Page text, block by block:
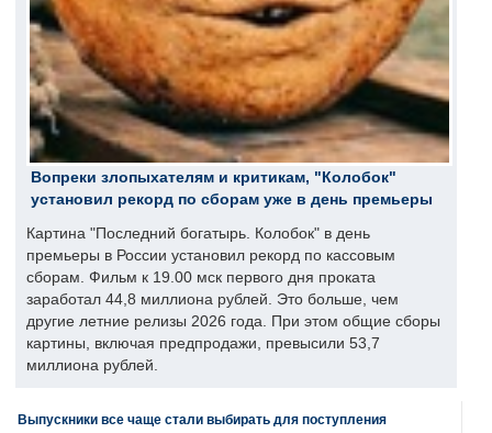
Вопреки злопыхателям и критикам, "Колобок"
установил рекорд по сборам уже в день премьеры
Картина "Последний богатырь. Колобок" в день
премьеры в России установил рекорд по кассовым
сборам. Фильм к 19.00 мск первого дня проката
заработал 44,8 миллиона рублей. Это больше, чем
другие летние релизы 2026 года. При этом общие сборы
картины, включая предпродажи, превысили 53,7
миллиона рублей.
Выпускники все чаще стали выбирать для поступления